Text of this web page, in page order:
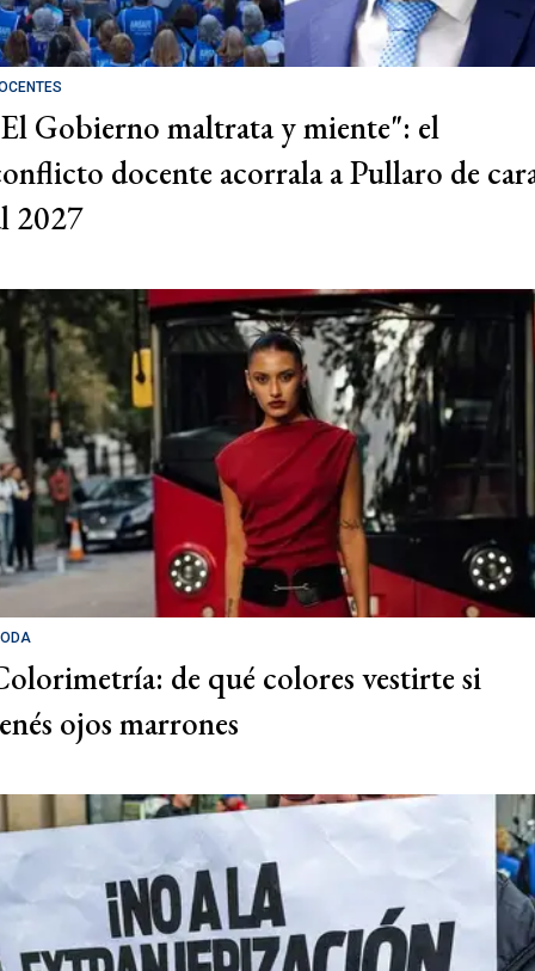
Gobierno maltrata y miente": el
docente acorrala a Pullaro de
2027
de qué colores vestirte si
ojos marrones